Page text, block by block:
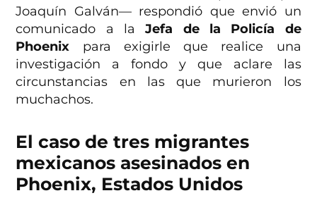
Joaquín Galván— respondió que envió un
comunicado a la Jefa de la Policía de
Phoenix para exigirle que realice una
investigación a fondo y que aclare las
circunstancias en las que murieron los
muchachos.
El caso de tres migrantes
mexicanos asesinados en
Phoenix, Estados Unidos